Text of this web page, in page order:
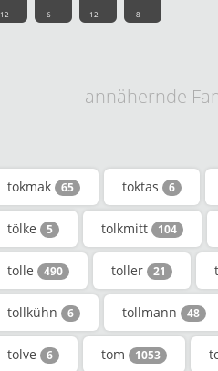
12 6 12 8
annähernde
tokmak 65 toktas 6
tölke 5 tolkmitt 104
tolle 490 toller 21
tollkühn 6 tollmann 48
tolve 6 tom 1053